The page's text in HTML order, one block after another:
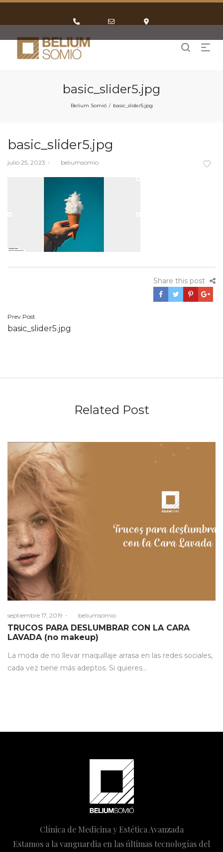
basic_slider5.jpg
Belium Somió / basic_slider5.jpg
basic_slider5.jpg
Posted
julio 25, 2023 beliumsomio
Share this post
Navegación
de
Prev Post
basic_slider5.jpg
Related Post
Posted
on
septiembre 17, 2019 beliumsomio
TRUCOS PARA DESLUMBRAR CON LA CARA
LAVADA (no makeup)
La moda de no llevar maquillaje arrasa en las redes sociales,
cada vez tiene más adeptos. Si quieres…
Clínica de Medicina y Estética Avanzada
Estamos a la vanguardia en las últimas tecnologías del
for
calling